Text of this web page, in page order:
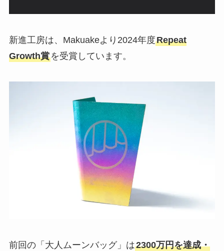
新進工房は、Makuakeより2024年度Repeat
Growth賞を受賞しています。
前回の「大人ムーンバッグ」は2300万円を達成・